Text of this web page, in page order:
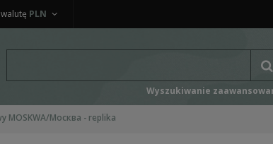
PLN
Wyszukiwanie
MOSKWA/Москва - replika